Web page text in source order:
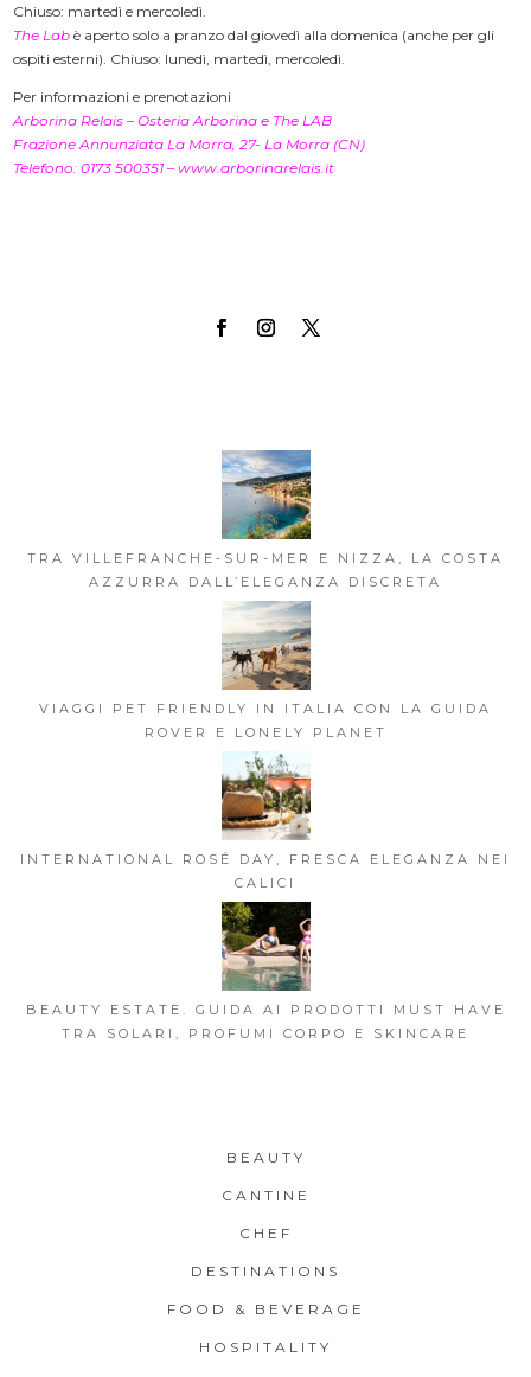
Chiuso: martedì e mercoledì.
The Lab è aperto solo a pranzo dal giovedì alla domenica (anche per gli
ospiti esterni). Chiuso: lunedì, martedì, mercoledì.
Per informazioni e prenotazioni
Arborina Relais – Osteria Arborina e The LAB
Frazione Annunziata La Morra, 27- La Morra (CN)
Telefono: 0173 500351 –www.arborinarelais.it
TRA VILLEFRANCHE-SUR-MER E NIZZA, LA COSTA
AZZURRA DALL’ELEGANZA DISCRETA
VIAGGI PET FRIENDLY IN ITALIA CON LA GUIDA
ROVER E LONELY PLANET
INTERNATIONAL ROSÉ DAY, FRESCA ELEGANZA NEI
CALICI
BEAUTY ESTATE. GUIDA AI PRODOTTI MUST HAVE
TRA SOLARI, PROFUMI CORPO E SKINCARE
BEAUTY
CANTINE
CHEF
DESTINATIONS
FOOD & BEVERAGE
HOSPITALITY